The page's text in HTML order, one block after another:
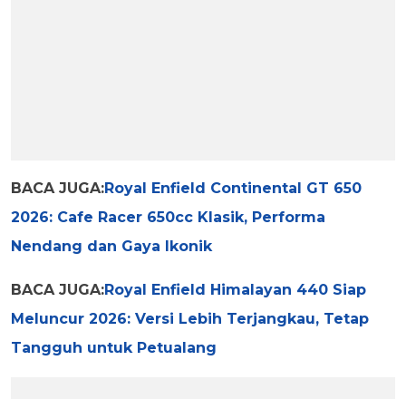
BACA JUGA:Royal Enfield Continental GT 650
2026: Cafe Racer 650cc Klasik, Performa
Nendang dan Gaya Ikonik
BACA JUGA:Royal Enfield Himalayan 440 Siap
Meluncur 2026: Versi Lebih Terjangkau, Tetap
Tangguh untuk Petualang